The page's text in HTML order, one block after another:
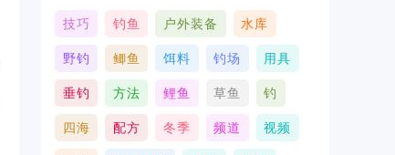
技巧 钓鱼 户外装备 水库
野钓 鲫鱼 饵料 钓场 用具
垂钓 方法 鲤鱼 草鱼 钓
四海 配方 冬季 频道 视频